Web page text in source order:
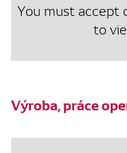
You must accept
to
Výroba, práce